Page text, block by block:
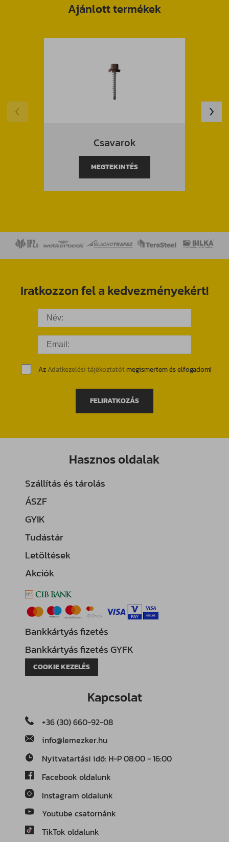
Ajánlott termékek
Csavarok
MEGTEKINTÉS
Iratkozzon fel a kedvezményekért!
Az Adatkezelési tájékoztatótmegismertem és elfogadom!
FELIRATKOZÁS
Hasznos oldalak
Szállítás és tárolás
ÁSZF
GYIK
Tudástár
Letöltések
Akciók
Bankkártyás fizetés
Bankkártyás fizetés GYFK
COOKIE KEZELÉS
Kapcsolat
+36 (30) 660-92-08
info@lemezker.hu
Nyitvatartási idő: H-P 08:00 - 16:00
Facebook oldalunk
Instagram oldalunk
Youtube csatornánk
TikTok oldalunk